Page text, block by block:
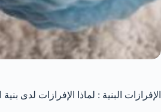
الإفرازات البنية : لماذا الإفرازات لدى